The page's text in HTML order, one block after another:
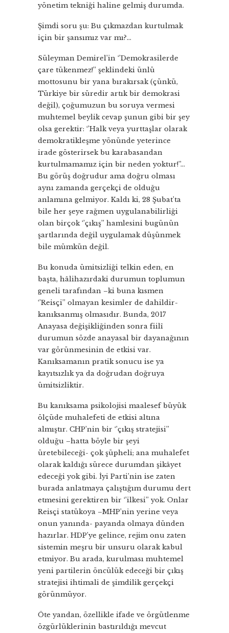
yönetim tekniği haline gelmiş durumda.
Şimdi soru şu: Bu çıkmazdan kurtulmak
için bir şansımız var mı?…
Süleyman Demirel’in ‘’Demokrasilerde
çare tükenmez!’’ şeklindeki ünlü
mottosunu bir yana bırakırsak (çünkü,
Türkiye bir süredir artık bir demokrasi
değil), çoğumuzun bu soruya vermesi
muhtemel beylik cevap şunun gibi bir şey
olsa gerektir: ‘’Halk veya yurttaşlar olarak
demokratikleşme yönünde yeterince
irade gösterirsek bu karabasandan
kurtulmamamız için bir neden yoktur!’’…
Bu görüş doğrudur ama doğru olması
aynı zamanda gerçekçi de olduğu
anlamına gelmiyor. Kaldı ki, 28 Şubat’ta
bile her şeye rağmen uygulanabilirliği
olan birçok ‘’çıkış’’ hamlesini bugünün
şartlarında değil uygulamak düşünmek
bile mümkün değil.
Bu konuda ümitsizliği telkin eden, en
başta, hâlihazırdaki durumun toplumun
geneli tarafından –ki buna kısmen
‘’Reisçi’’ olmayan kesimler de dahildir-
kanıksanmış olmasıdır. Bunda, 2017
Anayasa değişikliğinden sonra fiilî
durumun sözde anayasal bir dayanağının
var görünmesinin de etkisi var.
Kanıksamanın pratik sonucu ise ya
kayıtsızlık ya da doğrudan doğruya
ümitsizliktir.
Bu kanıksama psikolojisi maalesef büyük
ölçüde muhalefeti de etkisi altına
almıştır. CHP’nin bir ‘’çıkış stratejisi’’
olduğu –hatta böyle bir şeyi
üretebileceği- çok şüpheli; ana muhalefet
olarak kaldığı sürece durumdan şikâyet
edeceği yok gibi. İyi Parti’nin ise zaten
burada anlatmaya çalıştığım durumu dert
etmesini gerektiren bir ‘’ilkesi’’ yok. Onlar
Reisçi statükoya –MHP’nin yerine veya
onun yanında- payanda olmaya dünden
hazırlar. HDP’ye gelince, rejim onu zaten
sistemin meşru bir unsuru olarak kabul
etmiyor. Bu arada, kurulması muhtemel
yeni partilerin öncülük edeceği bir çıkış
stratejisi ihtimali de şimdilik gerçekçi
görünmüyor.
Öte yandan, özellikle ifade ve örgütlenme
özgürlüklerinin bastırıldığı mevcut